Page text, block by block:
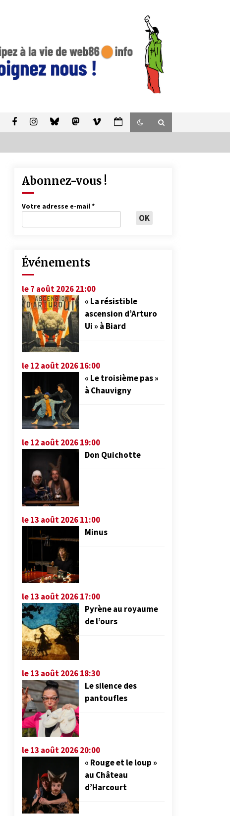
Abonnez-vous !
Votre adresse e-mail*
Événements
le 7 août 2026 21:00
« La résistible
ascension d’Arturo
Ui » à Biard
le 12 août 2026 16:00
« Le troisième pas »
à Chauvigny
le 12 août 2026 19:00
Don Quichotte
le 13 août 2026 11:00
Minus
le 13 août 2026 17:00
Pyrène au royaume
de l’ours
le 13 août 2026 18:30
Le silence des
pantoufles
le 13 août 2026 20:00
« Rouge et le loup »
au Château
d’Harcourt